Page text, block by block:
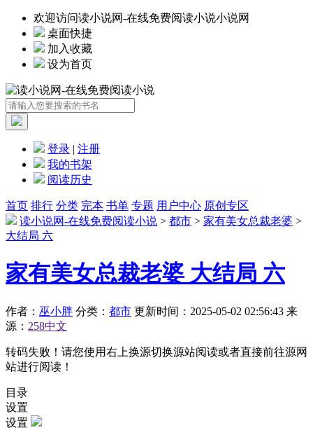
欢迎访问读小说网-在线免费阅读小说小说网
桌面快捷
加入收藏
设为首页
登录 | 注册
我的书架
阅读历史
首页 排行 分类 完本 书单 专题 用户中心 原创专区
读小说网-在线免费阅读小说 > 都市 > 家有美女总裁老婆 >
大结局 六
家有美女总裁老婆 大结局 六
作者： 巫小胖 分类： 都市 更新时间：2025-05-02 02:56:43 来
源： 258中文
转码失败！请您使用右上换源切换源站阅读或者直接前往源网
站进行阅读！
目录
设置
设置